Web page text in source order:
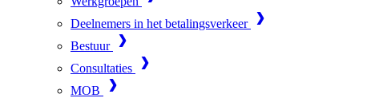
Deelnemers in het betalingsverkeer
Bestuur
Consultaties
MOB